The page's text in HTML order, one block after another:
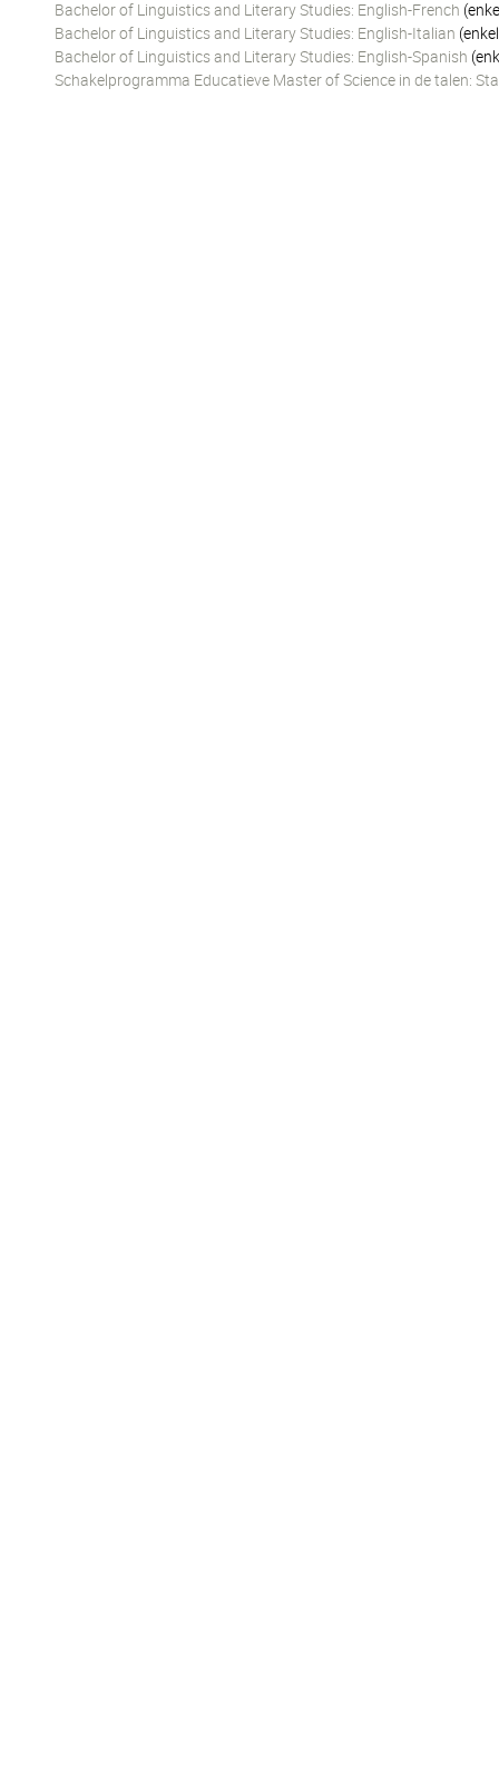
Bachelor of Linguistics and Literary Studies: English-French
Bachelor of Linguistics and Literary Studies: English-Italian
Bachelor of Linguistics and Literary Studies: English-Spanish
Schakelprogramma Educatieve Master of Science in de talen: